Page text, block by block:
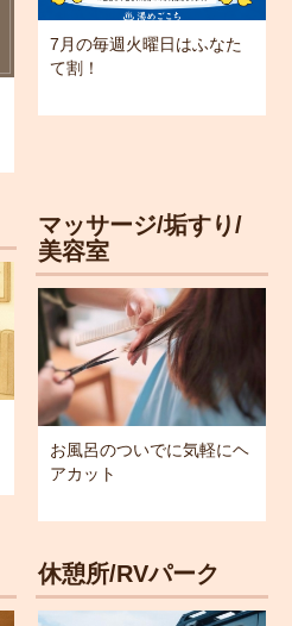
7月の毎週火曜日はふなた
て割！
マッサージ/垢すり/
美容室
お風呂のついでに気軽にヘ
アカット
休憩所/RVパーク